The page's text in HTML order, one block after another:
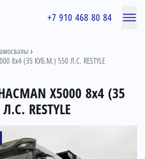
+7 910 468 80 84
8x4 (35 КУБ.М.) 550 Л.С. RESTYLE
X5000 8x4 (35
RESTYLE